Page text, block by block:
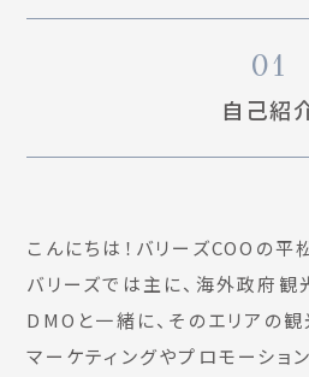
01
自己紹
こんにちは！バリーズCOOの平
バリーズでは主に、海外政府観
DMOと一緒に、そのエリアの
マーケティングやプロモーショ